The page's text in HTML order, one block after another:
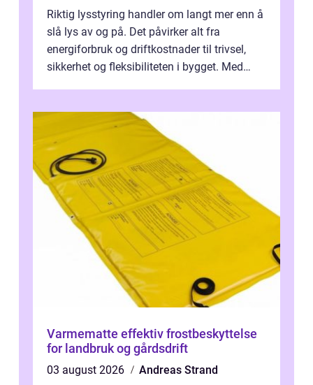
Riktig lysstyring handler om langt mer enn å
slå lys av og på. Det påvirker alt fra
energiforbruk og driftkostnader til trivsel,
sikkerhet og fleksibiliteten i bygget. Med
Varmematte effektiv frostbeskyttelse
for landbruk og gårdsdrift
03 august 2026
Andreas Strand